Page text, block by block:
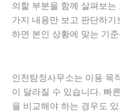
의할 부분을 함께 살펴보
가지 내용만 보고 판단하
하면 본인 상황에 맞는 기
인천탐정사무소는 이용 목
이 달라질 수 있습니다. 빠
을 비교해야 하는 경우도